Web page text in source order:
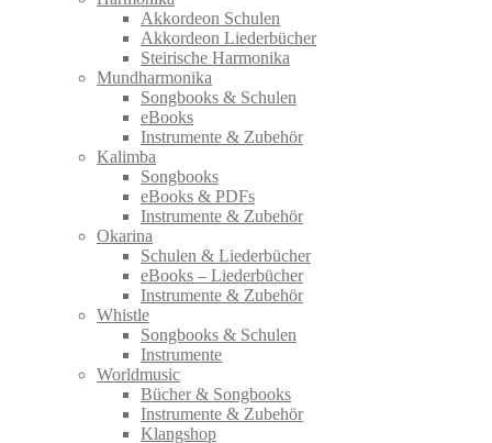
Akkordeon Schulen
Akkordeon Liederbücher
Steirische Harmonika
Mundharmonika
Songbooks & Schulen
eBooks
Instrumente & Zubehör
Kalimba
Songbooks
eBooks & PDFs
Instrumente & Zubehör
Okarina
Schulen & Liederbücher
eBooks – Liederbücher
Instrumente & Zubehör
Whistle
Songbooks & Schulen
Instrumente
Worldmusic
Bücher & Songbooks
Instrumente & Zubehör
Klangshop